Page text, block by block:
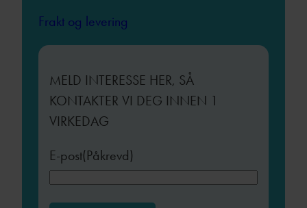
Frakt og levering
MELD INTERESSE HER, SÅ
KONTAKTER VI DEG INNEN 1
VIRKEDAG
E-post(Påkrevd)